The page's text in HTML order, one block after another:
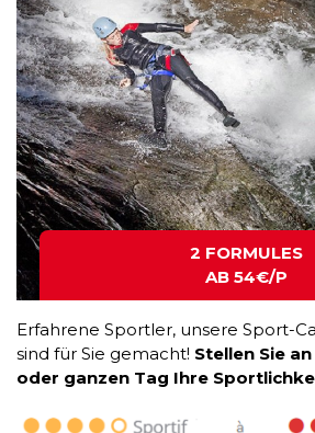
2 FORMULES
AB 54€/P
Erfahrene Sportler, unsere Sport-
sind für Sie gemacht! Stellen Sie
oder ganzen Tag Ihre